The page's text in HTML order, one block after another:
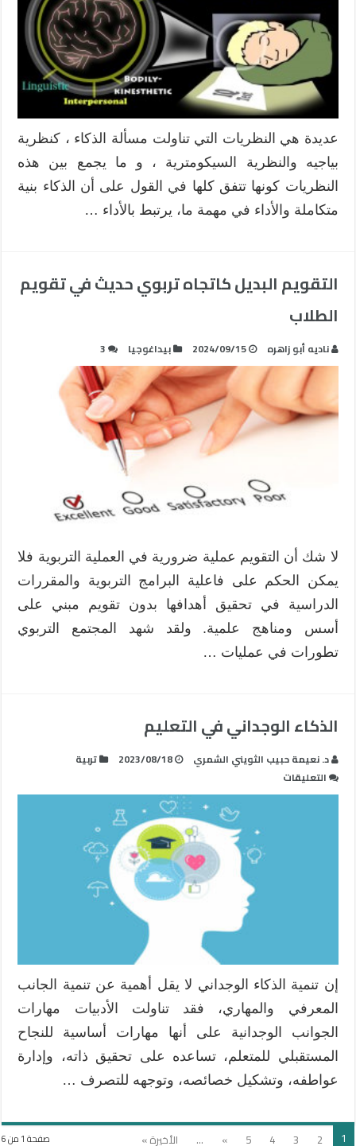
عديدة هي النظريات التي تناولت مسألة الذكاء ، كنظرية
بياجيه والنظرية السيكومترية ، و ما يجمع بين هذه
النظريات كونها تتفق كلها في القول على أن الذكاء بنية
متكاملة والأداء في مهمة ما، يرتبط بالأداء …
التقويم البديل كاتجاه تربوي حديث في تقويم
الطلاب
ناديه أبو زاهره 2024/09/15 بيداغوجيا 3
لا شك أن التقويم عملية ضرورية في العملية التربوية فلا
يمكن الحكم على فاعلية البرامج التربوية والمقررات
الدراسية في تحقيق أهدافها بدون تقويم مبني على
أسس ومناهج علمية. ولقد شهد المجتمع التربوي
تطورات في عمليات …
الذكاء الوجداني في التعليم
د. نعيمة حبيب الثويني الشمري 2023/08/18
تربية
التعليقات
الذكاء
التعليم
مغلقة
إن تنمية الذكاء الوجداني لا يقل أهمية عن تنمية الجانب
المعرفي والمهاري، فقد تناولت الأدبيات مهارات
الجوانب الوجدانية على أنها مهارات أساسية للنجاح
المستقبلي للمتعلم، تساعده على تحقيق ذاته، وإدارة
عواطفه، وتشكيل خصائصه، وتوجهه للتصرف …
صفحة 1 من 6 1
2
3
4
5
»
... الأخيرة »